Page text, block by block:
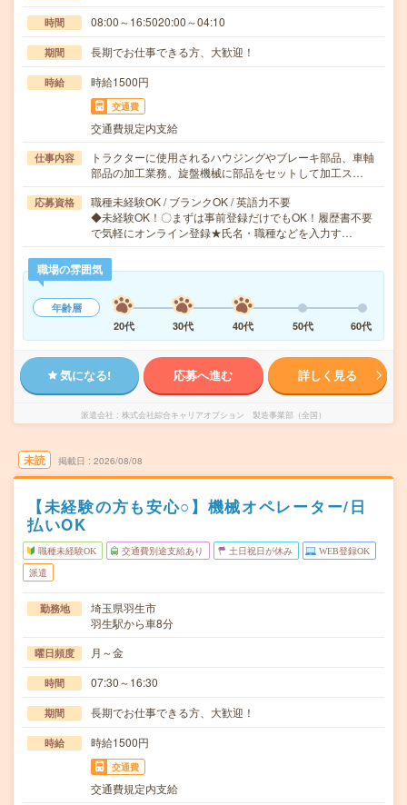
時間 08:00～16:5020:00～04:10
期間 長期でお仕事できる方、大歓迎！
時給 時給1500円
交通費
交通費規定内支給
仕事内容
トラクターに使用されるハウジングやブレーキ部品、車軸
部品の加工業務。旋盤機械に部品をセットして加工ス…
応募資格
職種未経験OK / ブランクOK / 英語力不要
◆未経験OK！〇まずは事前登録だけでもOK！履歴書不要
で気軽にオンライン登録★氏名・職種などを入力す…
職場の雰囲気
年齢層
20代
30代 40代 50代 60代
気になる! 応募へ進む 詳しく見る
派遣会社 株式会社綜合キャリアオプション 製造事業部（全国）
未読 掲載日 2026/08/08
【未経験の方も安心○】機械オペレーター/日
払いOK
職種未経験OK 交通費別途支給あり 土日祝日が休み WEB登録OK
派遣
勤務地
埼玉県羽生市
羽生駅から車8分
曜日頻度 月～金
時間 07:30～16:30
期間 長期でお仕事できる方、大歓迎！
時給 時給1500円
交通費
交通費規定内支給